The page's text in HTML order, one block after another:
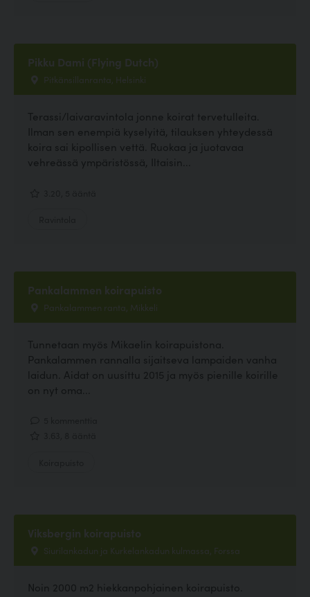
Pikku Dami (Flying Dutch)
Pitkänsillanranta, Helsinki
Terassi/laivaravintola jonne koirat tervetulleita.
Ilman sen enempiä kyselyitä, tilauksen yhteydessä
koira sai kipollisen vettä. Ruokaa ja juotavaa
vehreässä ympäristössä, Iltaisin...
Pankalammen koirapuisto
Pankalammen ranta, Mikkeli
Tunnetaan myös Mikaelin koirapuistona.
Pankalammen rannalla sijaitseva lampaiden vanha
laidun. Aidat on uusittu 2015 ja myös pienille koirille
on nyt oma...
Viksbergin koirapuisto
Siurilankadun ja Kurkelankadun kulmassa, Forssa
Noin 2000 m2 hiekkanpohjainen koirapuisto.